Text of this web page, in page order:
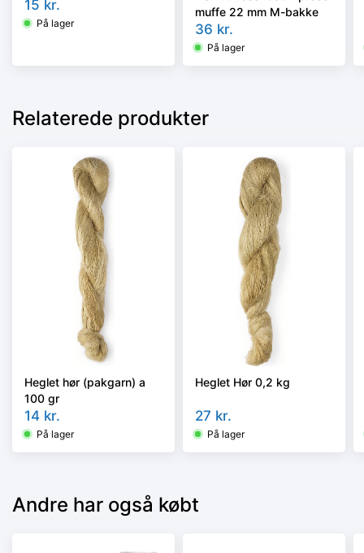
15 kr.
På lager
muffe 22 mm M-bakke
36 kr.
På lager
Relaterede produkter
Heglet hør (pakgarn) a
100 gr
14 kr.
På lager
Heglet Hør 0,2 kg
27 kr.
På lager
Andre har også købt